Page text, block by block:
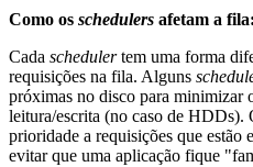
Como os schedulers afetam a fila:
Cada schedulertem uma forma
requisições na fila. Alguns
próximas no disco para minimizar
leitura/escrita (no caso de HDDs).
prioridade a requisições que estão
evitar que uma aplicação fique